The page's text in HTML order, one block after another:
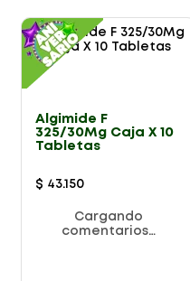
Algimide F
325/30Mg Caja X 10
Tabletas
$ 43.150
Cargando
comentarios…